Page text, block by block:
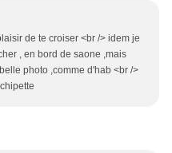
de te croiser <br /> idem je
, en bord de saone ,mais
photo ,comme d'hab <br />